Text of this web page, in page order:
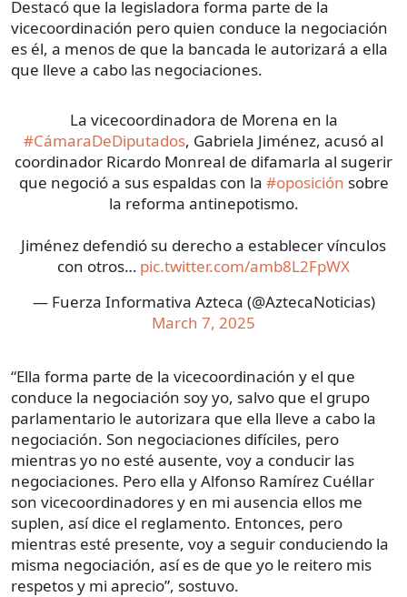
Destacó que la legisladora forma parte de la
vicecoordinación pero quien conduce la negociación
es él, a menos de que la bancada le autorizará a ella
que lleve a cabo las negociaciones.
La vicecoordinadora de Morena en la
#CámaraDeDiputados, Gabriela Jiménez, acusó al
coordinador Ricardo Monreal de difamarla al sugerir
que negoció a sus espaldas con la #oposición sobre
la reforma antinepotismo.
Jiménez defendió su derecho a establecer vínculos
con otros… pic.twitter.com/amb8L2FpWX
— Fuerza Informativa Azteca (@AztecaNoticias)
March 7, 2025
“Ella forma parte de la vicecoordinación y el que
conduce la negociación soy yo, salvo que el grupo
parlamentario le autorizara que ella lleve a cabo la
negociación. Son negociaciones difíciles, pero
mientras yo no esté ausente, voy a conducir las
negociaciones. Pero ella y Alfonso Ramírez Cuéllar
son vicecoordinadores y en mi ausencia ellos me
suplen, así dice el reglamento. Entonces, pero
mientras esté presente, voy a seguir conduciendo la
misma negociación, así es de que yo le reitero mis
respetos y mi aprecio”, sostuvo.